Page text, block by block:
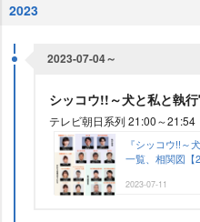
2023
2023-07-04～
シッコウ!!～犬と私と執
テレビ朝日系列 21:00～21:54
『シッコウ!!～
一覧、相関図【
2023-07-11